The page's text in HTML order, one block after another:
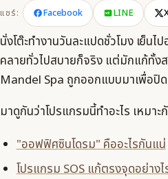
แชร์: Facebook LINE
นั่งโต๊ะทำงานวันละแปดชั่วโมง เย็น
คลายทั่วไปสบายก็จริง แต่มักแก้ทั้ง
Mandel Spa ถูกออกแบบมาเพื่อปิด
มาดูกันว่าโปรแกรมนี้ทำอะไร เหมา
"ออฟฟิศซินโดรม" คืออะไรกันแน่
โปรแกรม SOS แก้ตรงจุดอย่างไ